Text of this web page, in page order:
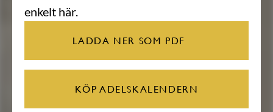
enkelt här.
LADDA NER SOM PDF
KÖP ADELSKALENDERN